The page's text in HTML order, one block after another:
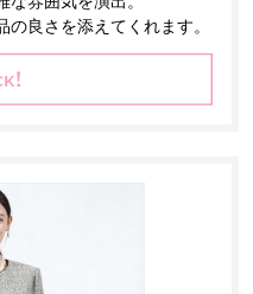
良さを添えてくれます。